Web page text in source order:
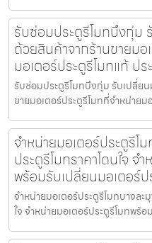
รับซ่อมประตูรีโมทบึงกุ่ม
ด้วยสินค้าจากร้านขายมอ
มอเตอร์ประตูรีโมทแท้ ป
รับซ่อมประตูรีโมทบึงกุ่ม รับเปลี่ย
ขายมอเตอร์ประตูรีโมทที่จำหน่ายม
จำหน่ายมอเตอร์ประตูรีโ
ประตูรีโมทราคาโดนใจ จ
พร้อมรับเปลี่ยนมอเตอร์
จำหน่ายมอเตอร์ประตูรีโมทบางละ
ใจ จำหน่ายมอเตอร์ประตูรีโมทพร้